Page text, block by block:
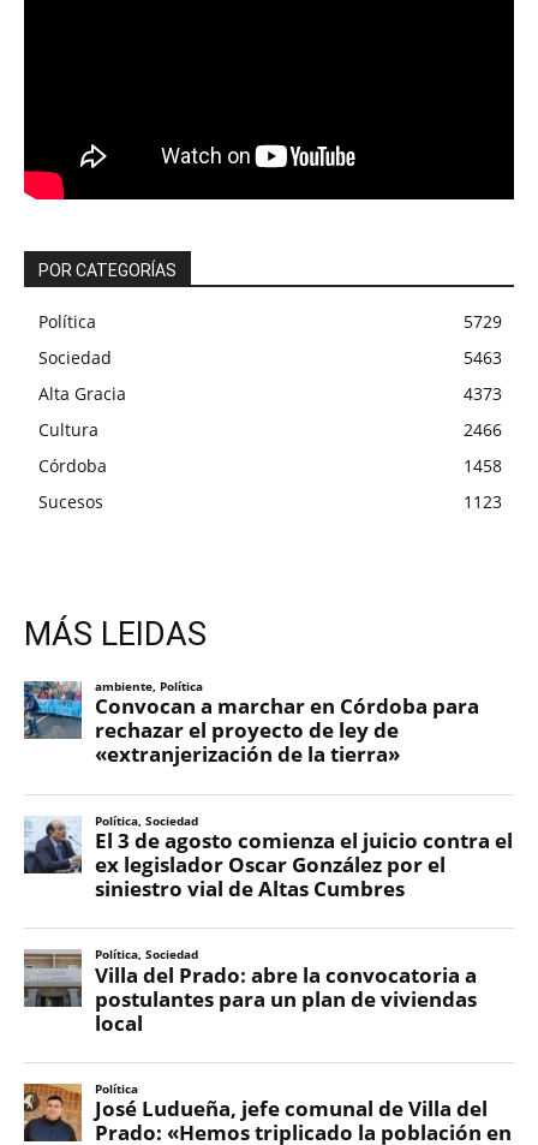
POR CATEGORÍAS
Política
5729
Sociedad
5463
Alta Gracia
4373
Cultura
2466
Córdoba
1458
Sucesos
1123
MÁS LEIDAS